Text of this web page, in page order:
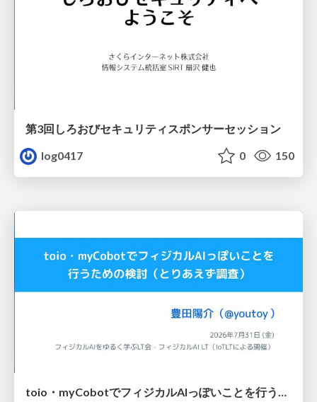
第3回しろおびセキュリティスポンサーセッション
log0417
0 150
toio・myCobotでフィジカルAIっぽいことを行うための検討（とりあえず調査） / フィジカルAI LT（IoTLTによる開催）